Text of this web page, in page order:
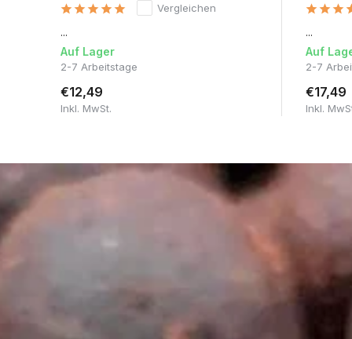
Vergleichen
...
Auf Lager
2-7 Arbeitstage
€12,49
Inkl. MwSt.
...
Auf
2-7
€17,49
Inkl.